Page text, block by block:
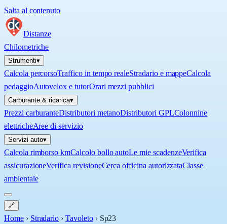
Salta al contenuto
Distanze
Chilometriche
Strumenti▾
Calcola percorsoTraffico in tempo realeStradario e mappeCalcola
pedaggioAutovelox e tutorOrari mezzi pubblici
Carburante & ricarica▾
Prezzi carburanteDistributori metanoDistributori GPLColonnine
elettricheAree di servizio
Servizi auto▾
Calcola rimborso kmCalcolo bollo autoLe mie scadenzeVerifica
assicurazioneVerifica revisioneCerca officina autorizzataClasse
ambientale
🔗
Home › Stradario › Tavoleto › Sp23